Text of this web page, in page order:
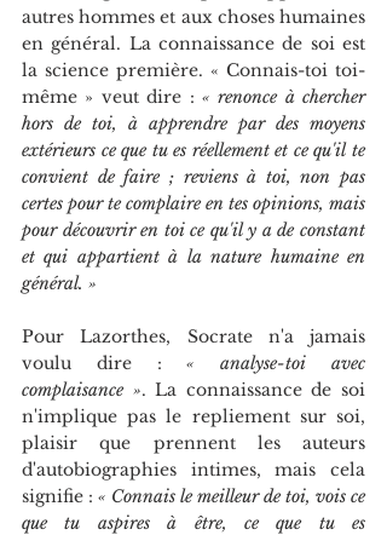
autres hommes et aux choses humaines
en général. La connaissance de soi est
la science première. « Connais-toi toi-
même » veut dire : « renonce à chercher
hors de toi, à apprendre par des moyens
extérieurs ce que tu es réellement et ce qu'il te
convient de faire ; reviens à toi, non pas
certes pour te complaire en tes opinions, mais
pour découvrir en toi ce qu'il y a de constant
et qui appartient à la nature humaine en
général. »
Pour Lazorthes, Socrate n'a jamais
voulu dire : « analyse-toi avec
complaisance ». La connaissance de soi
n'implique pas le repliement sur soi,
plaisir que prennent les auteurs
d'autobiographies intimes, mais cela
signifie : « Connais le meilleur de toi, vois ce
que tu aspires à être, ce que tu es